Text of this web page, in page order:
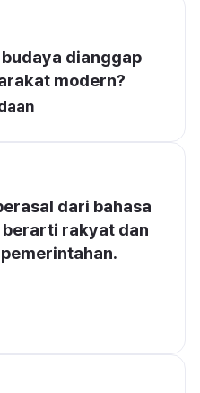
dianggap
modern?
dari bahasa
berarti rakyat dan